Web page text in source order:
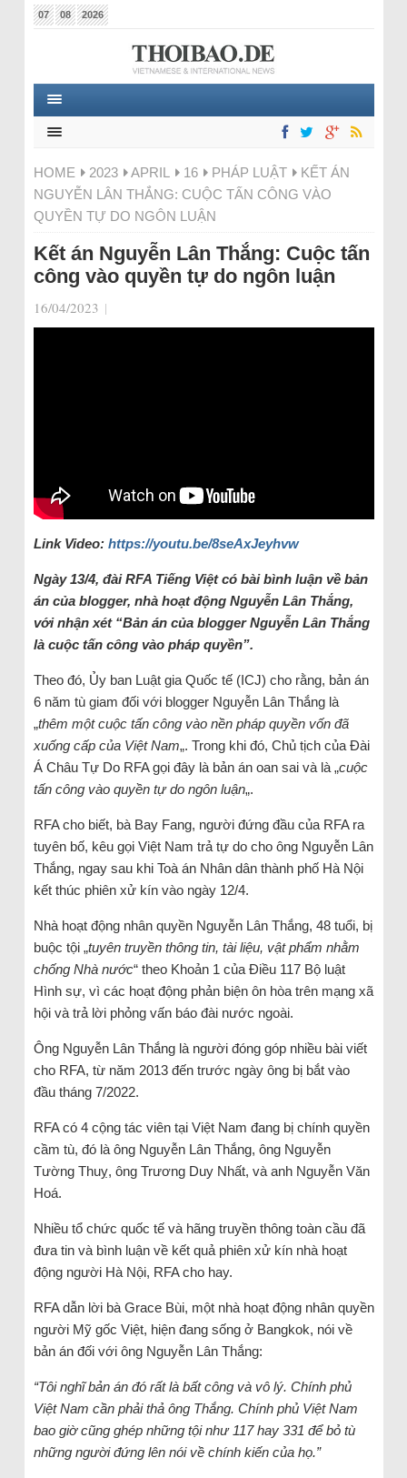
07 08 2026
HOME 2023 APRIL 16 PHÁP LUẬT
KẾT ÁN
NGUYỄN LÂN THẮNG: CUỘC TẤN CÔNG VÀO
QUYỀN TỰ DO NGÔN LUẬN
Kết án Nguyễn Lân Thắng: Cuộc tấn
công vào quyền tự do ngôn luận
16/04/2023 |
Link Video: https://youtu.be/8seAxJeyhvw
Ngày 13/4, đài RFA Tiếng Việt có bài bình luận về bản
án của blogger, nhà hoạt động Nguyễn Lân Thắng,
với nhận xét “Bản án của blogger Nguyễn Lân Thắng
là cuộc tấn công vào pháp quyền”.
Theo đó, Ủy ban Luật gia Quốc tế (ICJ) cho rằng, bản án
6 năm tù giam đối với blogger Nguyễn Lân Thắng là
„thêm một cuộc tấn công vào nền pháp quyền vốn đã
xuống cấp của Việt Nam„. Trong khi đó, Chủ tịch của Đài
Á Châu Tự Do RFA gọi đây là bản án oan sai và là „cuộc
tấn công vào quyền tự do ngôn luận„.
RFA cho biết, bà Bay Fang, người đứng đầu của RFA ra
tuyên bố, kêu gọi Việt Nam trả tự do cho ông Nguyễn Lân
Thắng, ngay sau khi Toà án Nhân dân thành phố Hà Nội
kết thúc phiên xử kín vào ngày 12/4.
Nhà hoạt động nhân quyền Nguyễn Lân Thắng, 48 tuổi, bị
buộc tội „tuyên truyền thông tin, tài liệu, vật phẩm nhằm
chống Nhà nước“ theo Khoản 1 của Điều 117 Bộ luật
Hình sự, vì các hoạt động phản biện ôn hòa trên mạng xã
hội và trả lời phỏng vấn báo đài nước ngoài.
Ông Nguyễn Lân Thắng là người đóng góp nhiều bài viết
cho RFA, từ năm 2013 đến trước ngày ông bị bắt vào
đầu tháng 7/2022.
RFA có 4 cộng tác viên tại Việt Nam đang bị chính quyền
cầm tù, đó là ông Nguyễn Lân Thắng, ông Nguyễn
Tường Thuỵ, ông Trương Duy Nhất, và anh Nguyễn Văn
Hoá.
Nhiều tổ chức quốc tế và hãng truyền thông toàn cầu đã
đưa tin và bình luận về kết quả phiên xử kín nhà hoạt
động người Hà Nội, RFA cho hay.
RFA dẫn lời bà Grace Bùi, một nhà hoạt động nhân quyền
người Mỹ gốc Việt, hiện đang sống ở Bangkok, nói về
bản án đối với ông Nguyễn Lân Thắng:
“Tôi nghĩ bản án đó rất là bất công và vô lý. Chính phủ
Việt Nam cần phải thả ông Thắng. Chính phủ Việt Nam
bao giờ cũng ghép những tội như 117 hay 331 để bỏ tù
những người đứng lên nói về chính kiến của họ.”